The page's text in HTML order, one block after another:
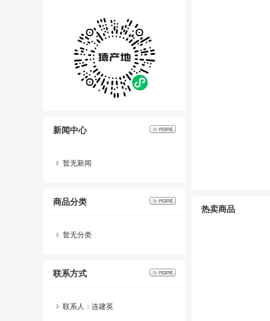
新闻中心
暂无新闻
商品分类
暂无分类
联系方式
联系人：连建英
热卖商品